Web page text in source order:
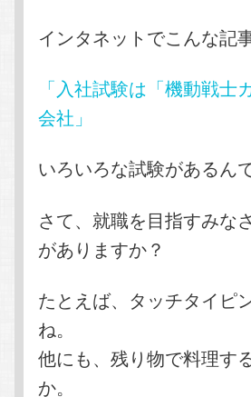
インタネットでこんな記
「入社試験は「機動戦
会社」
いろいろな試験があるん
さて、就職を目指すみな
がありますか？
たとえば、タッチタイピ
ね。
他にも、残り物で料理す
か。